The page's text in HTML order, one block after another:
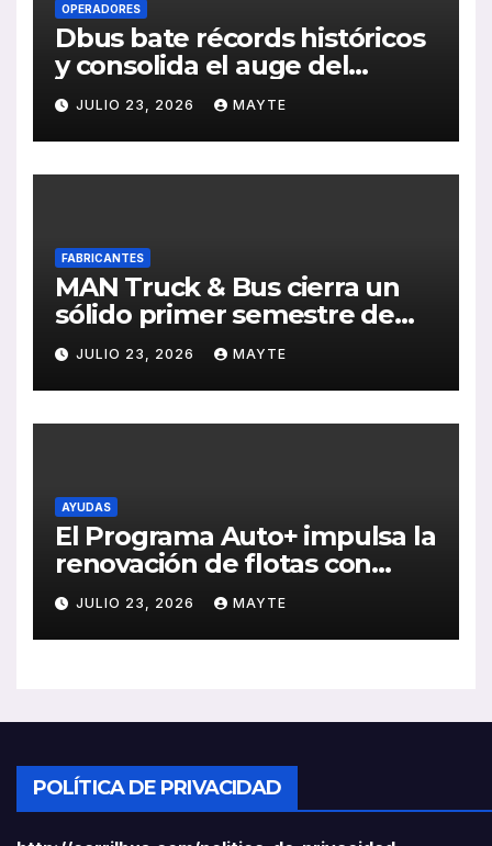
OPERADORES
Dbus bate récords históricos
y consolida el auge del
transporte público en San
Sebastián
JULIO 23, 2026 MAYTE
FABRICANTES
MAN Truck & Bus cierra un
sólido primer semestre de
2026 con crecimiento en
ventas, pedidos y
rentabilidad
JULIO 23, 2026 MAYTE
AYUDAS
El Programa Auto+ impulsa la
renovación de flotas con
ayudas a vehículos eléctricos
ligeros
JULIO 23, 2026 MAYTE
POLÍTICA DE PRIVACIDAD